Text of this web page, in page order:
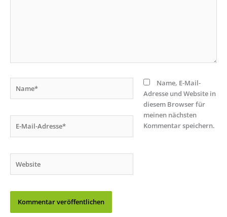
Mail-
Name, E-Mail-
Adresse und Website in
diesem Browser für
meinen nächsten
Kommentar speichern.